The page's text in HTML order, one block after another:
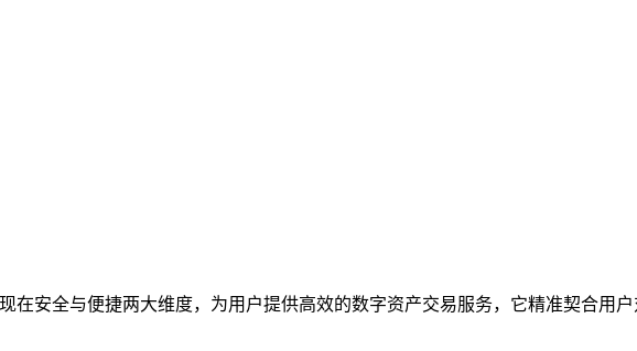
在安全与便捷两大维度，为用户提供高效的数字资产交易服务，它精准契合用